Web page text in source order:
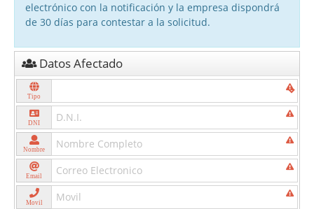
electrónico con la notificación y la empresa dispondrá
de 30 días para contestar a la solicitud.
Datos Afectado
Tipo
DNI
Nombre
Email
Movil